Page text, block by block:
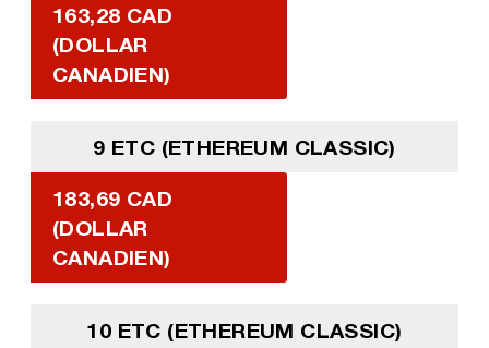
163,28 CAD
(DOLLAR
CANADIEN)
9 ETC (ETHEREUM CLASSIC)
183,69 CAD
(DOLLAR
CANADIEN)
10 ETC (ETHEREUM CLASSIC)